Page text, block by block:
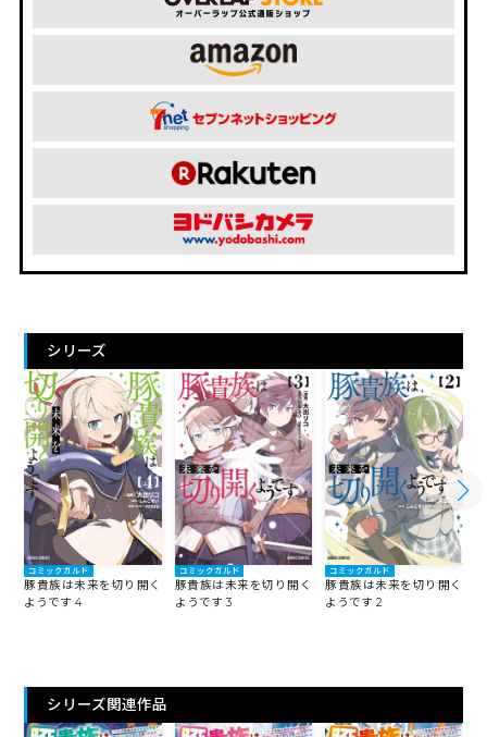
シリーズ
コミックガルド
豚貴族は未来を切り開く
ようです 4
コミックガルド
豚貴族は未来を切り開く
ようです 3
コミックガルド
豚貴族は未来を切り開く
ようです 2
シリーズ関連作品